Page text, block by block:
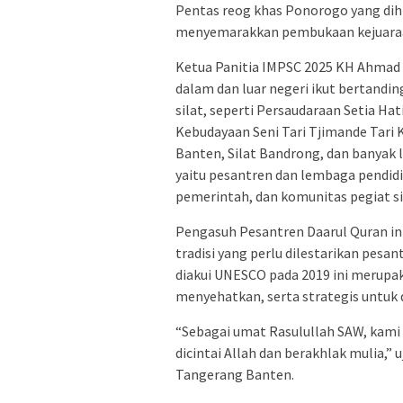
Pentas reog khas Ponorogo yang
menyemarakkan pembukaan
Ketua Panitia IMPSC 2025 KH
dalam dan luar negeri ikut
silat, seperti Persaudaraan Setia
Kebudayaan Seni Tari Tjimande
Banten, Silat Bandrong, dan
yaitu pesantren dan lembaga
pemerintah, dan komunitas pegiat
Pengasuh Pesantren Daarul Quran
tradisi yang perlu dilestarikan
diakui UNESCO pada 2019 ini
menyehatkan, serta strategis untuk
“Sebagai umat Rasulullah SAW,
dicintai Allah dan berakhlak mulia,”
Tangerang Banten.